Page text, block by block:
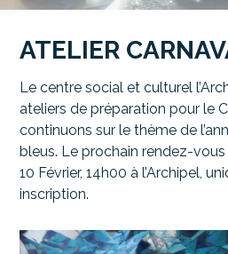
ATELIER
Le centre social et culturel
ateliers de préparation pour le
continuons sur le thème de
bleus. Le prochain rendez-
10 Février, 14h00 à l’Archipel,
inscription.